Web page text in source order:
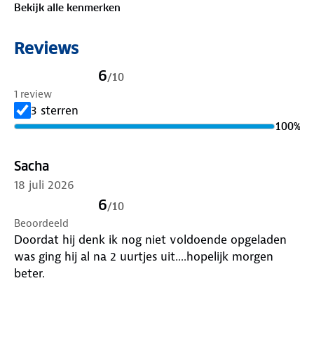
Bekijk alle kenmerken
Reviews
6/10
1 review
3 sterren
100%
Sacha
18 juli 2026
6/10
Beoordeeld
Doordat hij denk ik nog niet voldoende opgeladen
was ging hij al na 2 uurtjes uit....hopelijk morgen
beter.